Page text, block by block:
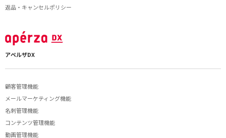
返品・キャンセルポリシー
アペルザDX
顧客管理機能
メールマーケティング機能
名刺管理機能
コンテンツ管理機能
動画管理機能